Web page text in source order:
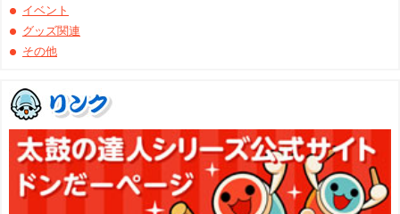
イベント
グッズ関連
その他